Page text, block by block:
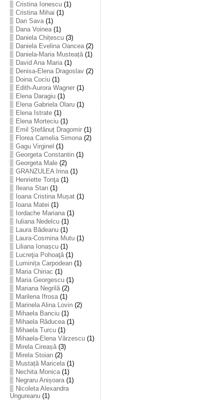
Cristina Ionescu(1)
Cristina Mihai (1)
Dan Sava(1)
Dana Voinea(1)
Daniela Chițescu(3)
Daniela Evelina Oancea(2)
Daniela-Maria Musteață(1)
David Ana Maria(1)
Denisa-Elena Dragoslav(2)
Doina Cociu(1)
Edith-Aurora Wagner(1)
Elena Daragiu(1)
Elena Gabriela Olaru(1)
Elena Istrate(1)
Elena Morteciu(1)
Emil Ștefănuț Dragomir(1)
Florea Camelia Simona(2)
Gagu Virginel (1)
Georgeta Constantin(1)
Georgeta Male(2)
GRANZULEA Irina(1)
Henriette Tonţa(1)
Ileana Stan(1)
Ioana Cristina Mușat(1)
Ioana Matei (1)
Iordache Mariana(1)
Iuliana Nedelcu(1)
Laura Bădeanu(1)
Laura-Cosmina Mutu(1)
Liliana Ionașcu(1)
Lucreţia Pohoaţă(1)
Luminița Carpodean(1)
Maria Chiriac (1)
Maria Georgescu(1)
Mariana Negrilă(2)
Marilena Ifrosa(1)
Marinela Alina Lovin(2)
Mihaela Banciu(1)
Mihaela Răducea(1)
Mihaela Turcu(1)
Mihaela-Elena Vărzescu(1)
Mirela Cireașă(3)
Mirela Stoian(2)
Mustață Maricela(1)
Nechita Monica(1)
Negraru Anișoara(1)
Nicoleta Alexandra
Ungureanu(1)